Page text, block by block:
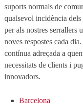
suports normals de
qualsevol incidència dels
per als nostres serrallers
noves respostes cada
contínua adreçada a
necessitats de clients i
innovadors.
Barcelona